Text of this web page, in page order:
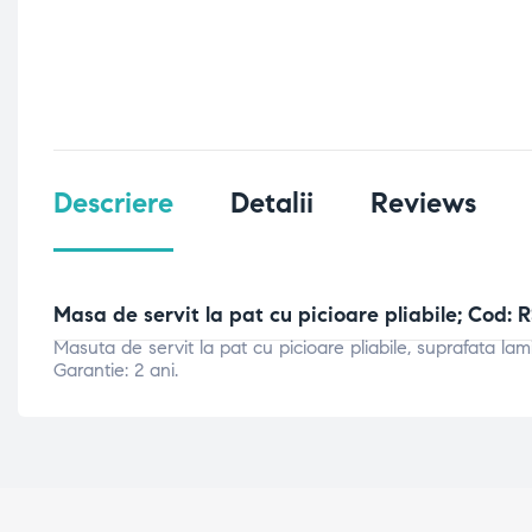
Descriere Detalii Reviews
Masa de servit la pat cu picioare pliabile; Cod:
Masuta de servit la pat cu picioare pliabile, suprafata
Garantie: 2 ani.